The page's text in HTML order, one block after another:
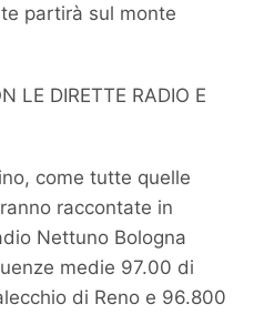
partirà sul monte
LE DIRETTE RADIO E
come tutte quelle
raccontate in
Nettuno Bologna
medie 97.00 di
di Reno e 96.800